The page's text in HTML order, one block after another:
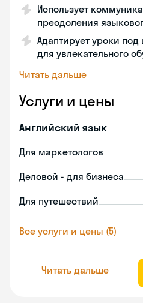
Использует
преодоления
Адаптирует уроки
для увлекательного
Читать дальше
Услуги и цены
Английский язык
Для маркетологов
Деловой - для бизнеса
Для путешествий
Все услуги и цены (5)
Читать дальше